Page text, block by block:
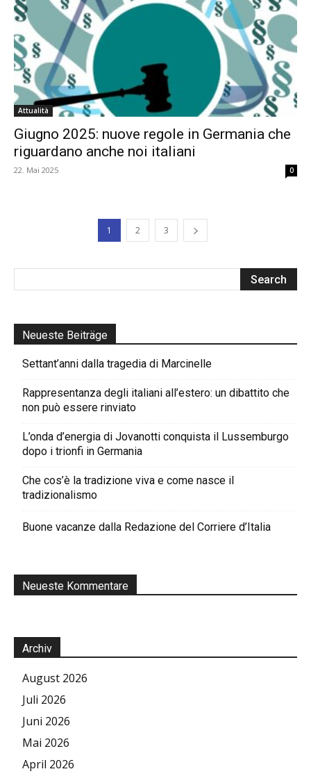
Attualità
Giugno 2025: nuove regole in Germania che
riguardano anche noi italiani
22. Mai 2025 0
1 2 3
Neueste Beiträge
Settant’anni dalla tragedia di Marcinelle
Rappresentanza degli italiani all’estero: un dibattito che
non può essere rinviato
L’onda d’energia di Jovanotti conquista il Lussemburgo
dopo i trionfi in Germania
Che cos’è la tradizione viva e come nasce il
tradizionalismo
Buone vacanze dalla Redazione del Corriere d’Italia
Neueste Kommentare
Archiv
August 2026
Juli 2026
Juni 2026
Mai 2026
April 2026